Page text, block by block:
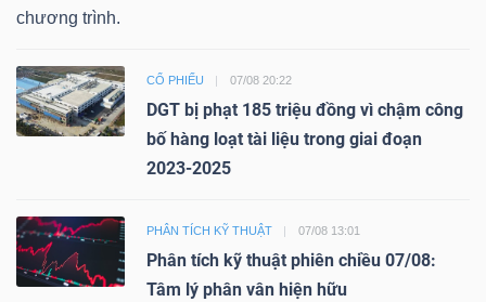
chương trình.
CỔ PHIẾU 07/08 20:22
DGT bị phạt 185 triệu đồng vì chậm công
bố hàng loạt tài liệu trong giai đoạn
2023-2025
PHÂN TÍCH KỸ THUẬT 07/08 13:01
Phân tích kỹ thuật phiên chiều 07/08:
Tâm lý phân vân hiện hữu